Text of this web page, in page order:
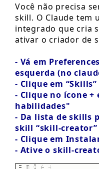
Você não precisa
skill. O Claude tem
integrado que cria
ativar o criador de
- Vá em
esquerda (no
- Clique em
- Clique no ícone
habilidades"
- Da lista de skills
skill “skill-creator”
- Clique em
- Ative o skill-